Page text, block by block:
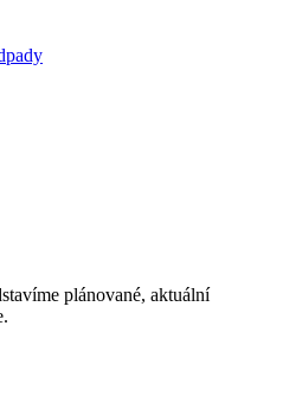
plánované, aktuální